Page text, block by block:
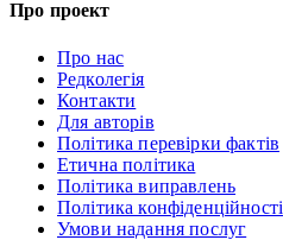
Про проект
Про нас
Редколегія
Контакти
Для авторів
Політика перевірки фактів
Етична політика
Політика виправлень
Політика конфіденційності
Умови надання послуг